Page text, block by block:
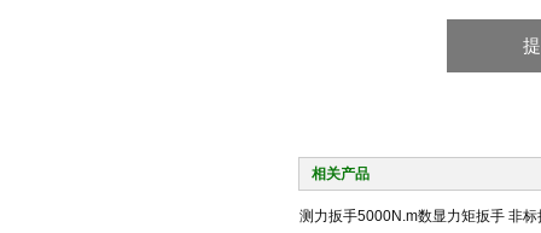
相关产品
测力扳手5000N.m数显力矩扳手 非